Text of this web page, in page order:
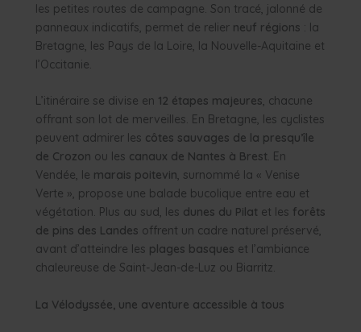
les petites routes de campagne. Son tracé, jalonné de
panneaux indicatifs, permet de relier neuf régions : la
Bretagne, les Pays de la Loire, la Nouvelle-Aquitaine et
l’Occitanie.
L’itinéraire se divise en 12 étapes majeures, chacune
offrant son lot de merveilles. En Bretagne, les cyclistes
peuvent admirer les côtes sauvages de la presqu’île
de Crozon ou les canaux de Nantes à Brest. En
Vendée, le marais poitevin, surnommé la « Venise
Verte », propose une balade bucolique entre eau et
végétation. Plus au sud, les dunes du Pilat et les forêts
de pins des Landes offrent un cadre naturel préservé,
avant d’atteindre les plages basques et l’ambiance
chaleureuse de Saint-Jean-de-Luz ou Biarritz.
La Vélodyssée, une aventure accessible à tous